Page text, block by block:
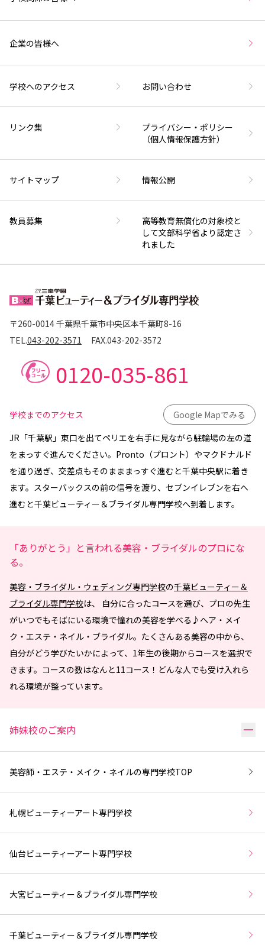
企業の皆様へ
学校へのアクセス お問い合わせ
リンク集
プライバシー・ポリシー
（個人情報保護方針）
サイトマップ 情報公開
教員募集
高等教育無償化の対象校と
して文部科学省より認定さ
れました
〒260-0014 千葉県千葉市中央区本千葉町8-16
TEL.043-202-3571 FAX.043-202-3572
0120-035-861
学校までのアクセス
Google Mapでみる
JR「千葉駅」東口を出てペリエを右手に見ながら駐輪場の左の道
をまっすぐ進んでください。Pronto（プロント）やマクドナルド
を通り過ぎ、交差点もそのまままっすぐ進むと千葉中央駅に着き
ます。スターバックスの前の信号を渡り、セブンイレブンを右へ
進むと千葉ビューティー＆ブライダル専門学校へ到着します。
「ありがとう」と言われる美容・ブライダルのプロにな
る。
美容・ブライダル・ウェディング専門学校の千葉ビューティー＆
ブライダル専門学校は、 自分に合ったコースを選び、プロの先生
がいつでもそばにいる環境で憧れの美容を学べる♪ヘア・メイ
ク・エステ・ネイル・ブライダル。たくさんある美容の中から、
自分がどう学びたいかによって、1年生の後期からコースを選択で
きます。コースの数はなんと11コース！どんな人でも受け入れら
れる環境が整っています。
姉妹校のご案内 リ
美容師・エステ・メイク・ネイルの専門学校TOP
札幌ビューティーアート専門学校
仙台ビューティーアート専門学校
大宮ビューティー＆ブライダル専門学校
千葉ビューティー＆ブライダル専門学校